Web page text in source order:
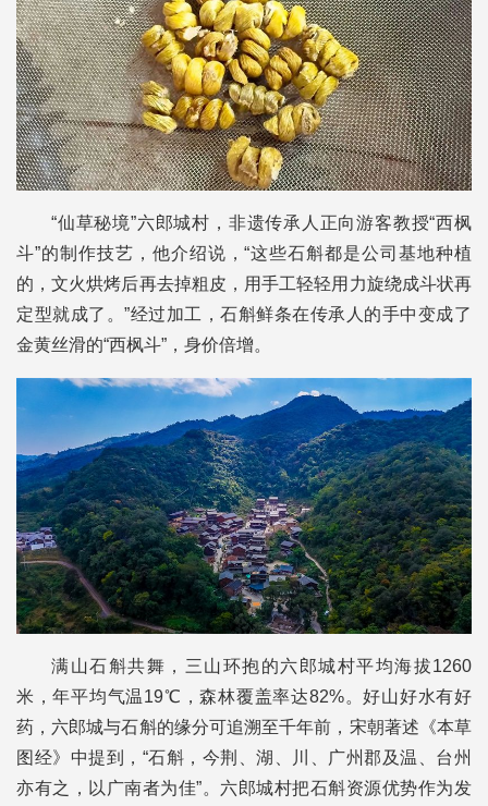
“仙草秘境”六郎城村，非遗传承人正向游客教授“西枫
斗”的制作技艺，他介绍说，“这些石斛都是公司基地种植
的，文火烘烤后再去掉粗皮，用手工轻轻用力旋绕成斗状再
定型就成了。”经过加工，石斛鲜条在传承人的手中变成了
金黄丝滑的“西枫斗”，身价倍增。
满山石斛共舞，三山环抱的六郎城村平均海拔1260
米，年平均气温19℃，森林覆盖率达82%。好山好水有好
药，六郎城与石斛的缘分可追溯至千年前，宋朝著述《本草
图经》中提到，“石斛，今荆、湖、川、广州郡及温、台州
亦有之，以广南者为佳”。六郎城村把石斛资源优势作为发